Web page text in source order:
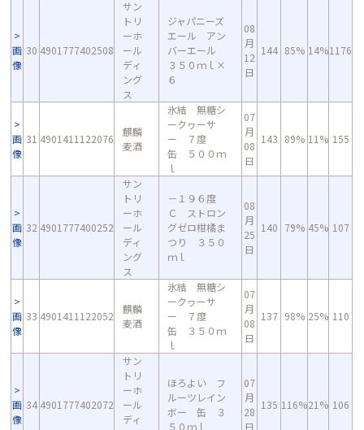
画
像
30 4901777402508
サン
トリ
ーホ
ール
ディ
ング
ス
ジャパニーズ
エール アン
バーエール
３５０ｍｌ×
６
08
月
12
日
144 85% 14%1176
画
像
31 4901411122076
麒麟
麦酒
氷結 無糖シ
ークヮーサ
ー ７度
缶 ５００ｍ
ｌ
07
月
08
日
143 89% 11% 155
画
像
32 4901777400252
サン
トリ
ーホ
ール
ディ
ング
ス
－１９６度
Ｃ ストロン
グゼロ柑橘ま
つり ３５０
ｍｌ
08
月
25
日
140 79% 45% 107
画
像
33 4901411122052
麒麟
麦酒
氷結 無糖シ
ークヮーサ
ー ７度
缶 ３５０ｍ
ｌ
07
月
08
日
137 98% 25% 110
画
像
34 4901777402072
サン
トリ
ーホ
ール
ディ
ほろよい フ
ルーツレイン
ボー 缶 ３
５０ｍｌ
07
月
28
日
135 116%21% 106